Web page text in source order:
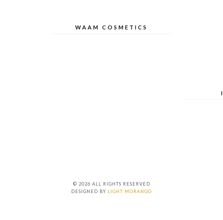
WAAM COSMETICS
© 2026 ALL RIGHTS RESERVED
DESIGNED BY LIGHT MORANGO